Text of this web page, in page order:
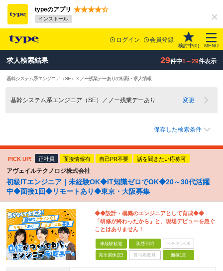
typeのアプリ
インストール
ログイン 会員登録
検討中(0) MENU
求人検索結果 29件中1～29件表示
基幹システム系エンジニア（SE） × ノー残業デーありの転職・求人情報
基幹システム系エンジニア（SE）／ノー残業デーあり 変更
保存した検索条件
PICK UP! 正社員 面接情報有 自己PR不要 話を聞きたい応募可
アヴェイルテクノロジ株式会社
初級ITエンジニア｜未経験OK◆IT知識ゼロでOK◆20～30代活躍
中◆面接1回◆リモートあり◆東京・大阪募集
◆◆設計・構築のエンジニアとして育成◆◆
「研修が終わったから」と、現場デビューを急ぐ
ことはありません！
未経験歓迎 学歴不問 ベテランOK
完全週休2日 賞与複数月 面接1回